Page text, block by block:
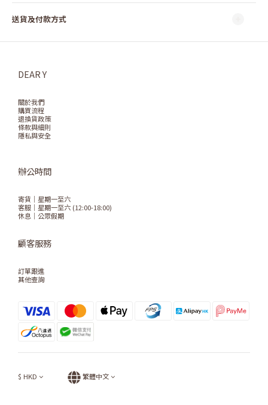
送貨及付款方式
DEAR Y
關於我們
購買流程
退換貨政策
條款與細則
隱私與安全
辦公時間
寄貨｜星期一至六
客服｜星期一至六 (12:00-18:00)
休息｜公眾假期
顧客服務
訂單跟進
其他查詢
$ HKD 繁體中文